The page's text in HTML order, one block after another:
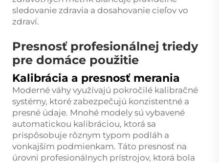
sledovanie zdravia a dosahovanie cieľov vo
zdraví.
Presnosť profesionálnej triedy
pre domáce použitie
Kalibrácia a presnosť merania
Moderné váhy využívajú pokročilé kalibračné
systémy, ktoré zabezpečujú konzistentné a
presné údaje. Mnohé modely sú vybavené
automatickou kalibráciou, ktorá sa
prispôsobuje rôznym typom podláh a
vonkajším podmienkam. Táto presnosť na
úrovni profesionálnych prístrojov, ktorá bola